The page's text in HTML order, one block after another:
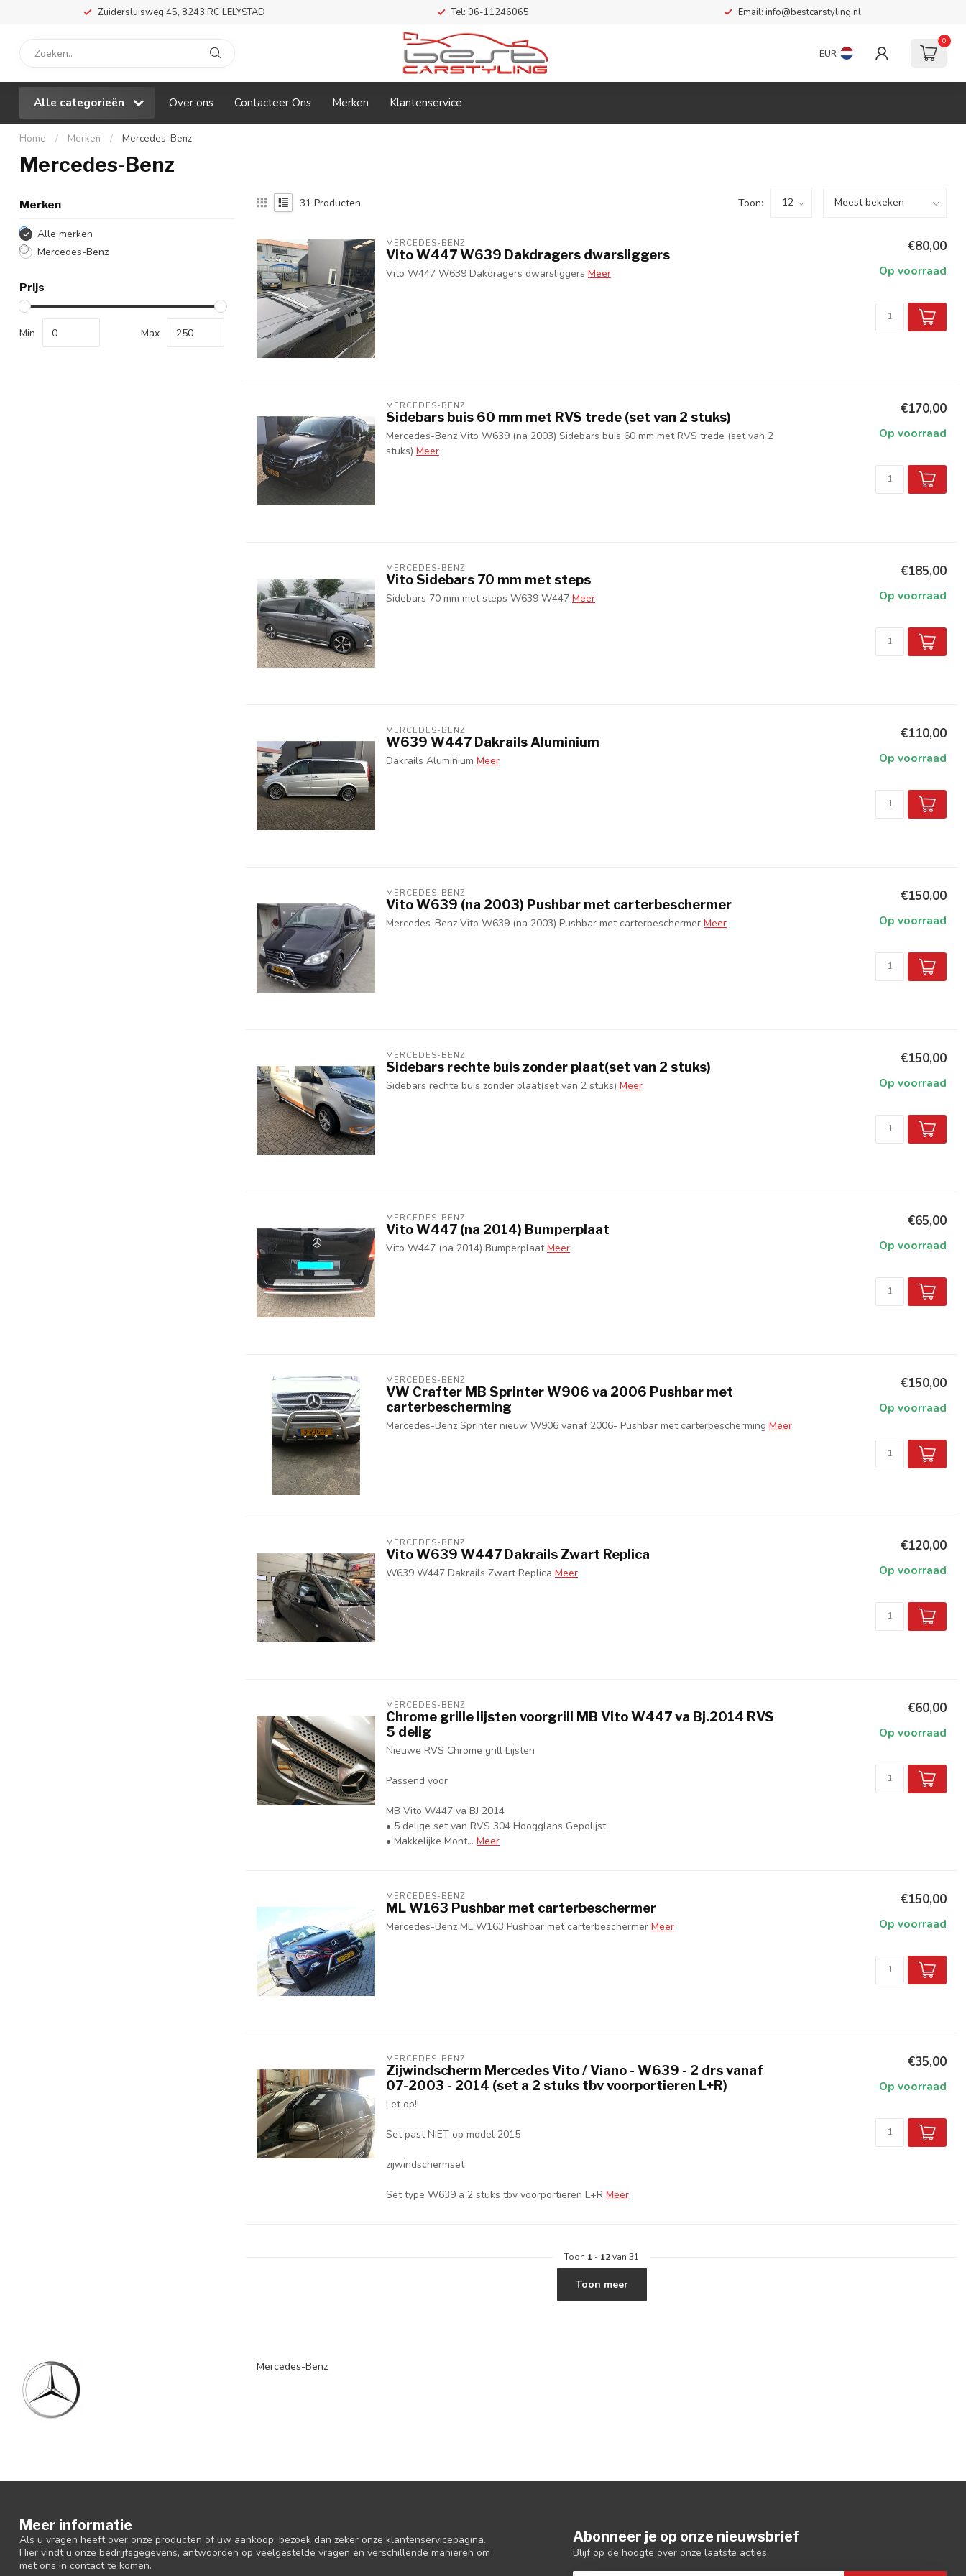
Zuidersluisweg 45, 8243 RC LELYSTAD Tel: 06-11246065 Email: info@bestcarstyling.nl
EUR
0
Alle categorieën Over ons Contacteer Ons Merken Klantenservice
Home / Merken / Mercedes-Benz
Mercedes-Benz
Merken
Alle merken
Mercedes-Benz
Prijs
Min Max
31 Producten Toon:
MERCEDES-BENZ
Vito W447 W639 Dakdragers dwarsliggers
Vito W447 W639 Dakdragers dwarsliggers Meer
€80,00
Op voorraad
MERCEDES-BENZ
Sidebars buis 60 mm met RVS trede (set van 2 stuks)
Mercedes-Benz Vito W639 (na 2003) Sidebars buis 60 mm met RVS trede (set van 2
stuks) Meer
€170,00
Op voorraad
MERCEDES-BENZ
Vito Sidebars 70 mm met steps
Sidebars 70 mm met steps W639 W447 Meer
€185,00
Op voorraad
MERCEDES-BENZ
W639 W447 Dakrails Aluminium
Dakrails Aluminium Meer
€110,00
Op voorraad
MERCEDES-BENZ
Vito W639 (na 2003) Pushbar met carterbeschermer
Mercedes-Benz Vito W639 (na 2003) Pushbar met carterbeschermer Meer
€150,00
Op voorraad
MERCEDES-BENZ
Sidebars rechte buis zonder plaat(set van 2 stuks)
Sidebars rechte buis zonder plaat(set van 2 stuks) Meer
€150,00
Op voorraad
MERCEDES-BENZ
Vito W447 (na 2014) Bumperplaat
Vito W447 (na 2014) Bumperplaat Meer
€65,00
Op voorraad
MERCEDES-BENZ
VW Crafter MB Sprinter W906 va 2006 Pushbar met
carterbescherming
Mercedes-Benz Sprinter nieuw W906 vanaf 2006- Pushbar met carterbescherming Meer
€150,00
Op voorraad
MERCEDES-BENZ
Vito W639 W447 Dakrails Zwart Replica
W639 W447 Dakrails Zwart Replica Meer
€120,00
Op voorraad
MERCEDES-BENZ
Chrome grille lijsten voorgrill MB Vito W447 va Bj.2014 RVS
5 delig
Nieuwe RVS Chrome grill Lijsten
Passend voor
MB Vito W447 va BJ 2014
• 5 delige set van RVS 304 Hoogglans Gepolijst
• Makkelijke Mont... Meer
€60,00
Op voorraad
MERCEDES-BENZ
ML W163 Pushbar met carterbeschermer
Mercedes-Benz ML W163 Pushbar met carterbeschermer Meer
€150,00
Op voorraad
MERCEDES-BENZ
Zijwindscherm Mercedes Vito / Viano - W639 - 2 drs vanaf
07-2003 - 2014 (set a 2 stuks tbv voorportieren L+R)
Let op!!
Set past NIET op model 2015
zijwindschermset
Set type W639 a 2 stuks tbv voorportieren L+R Meer
€35,00
Op voorraad
Toon 1 - 12van 31
Toon meer
Mercedes-Benz
Meer informatie
Als u vragen heeft over onze producten of uw aankoop, bezoek dan zeker onze klantenservicepagina.
Hier vindt u onze bedrijfsgegevens, antwoorden op veelgestelde vragen en verschillende manieren om
met ons in contact te komen.
Abonneer je op onze nieuwsbrief
Blijf op de hoogte over onze laatste acties